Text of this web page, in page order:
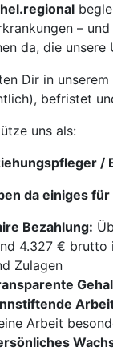
–
da, die
Dir in unserem
befristet
uns als:
/
da einiges für
Bezahlung:
4.327 € brutto
Zulagen
Arbeit